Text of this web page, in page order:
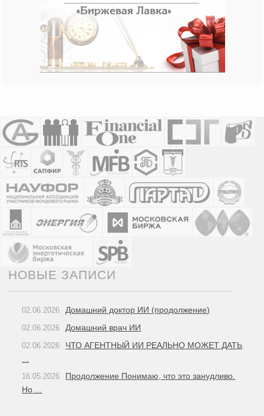
НОВЫЕ ЗАПИСИ
02.06.2026 Домашний доктор ИИ (продолжение)
02.06.2026 Домашний врач ИИ
02.06.2026
ЧТО АГЕНТНЫЙ ИИ РЕАЛЬНО МОЖЕТ ДАТЬ
16.05.2026
Продолжение Понимаю, что это занудливо.
Но ...